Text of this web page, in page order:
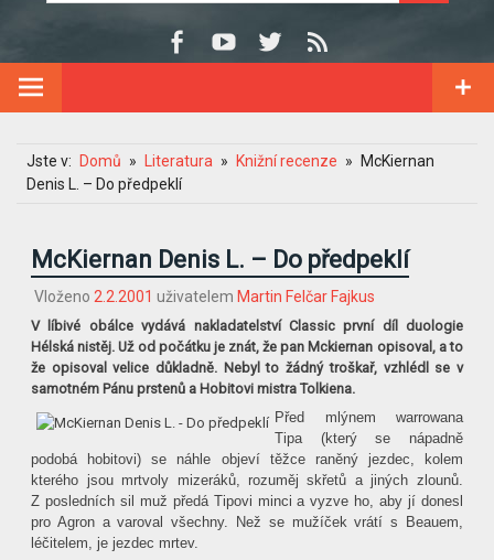
Jste v: Domů Literatura Knižní recenze
McKiernan
Denis L. – Do předpeklí
McKiernan Denis L. – Do předpeklí
Vloženo 2.2.2001 uživatelem Martin Felčar Fajkus
V líbivé obálce vydává nakladatelství Classic první díl duologie
Hélská nistěj. Už od počátku je znát, že pan Mckiernan opisoval, a to
že opisoval velice důkladně. Nebyl to žádný troškař, vzhlédl se v
samotném Pánu prstenů a Hobitovi mistra Tolkiena.
Před mlýnem warrowana
Tipa (který se nápadně
podobá hobitovi) se náhle objeví těžce raněný jezdec, kolem
kterého jsou mrtvoly mizeráků, rozuměj skřetů a jiných zlounů.
Z posledních sil muž předá Tipovi minci a vyzve ho, aby jí donesl
pro Agron a varoval všechny. Než se mužíček vrátí s Beauem,
léčitelem, je jezdec mrtev.